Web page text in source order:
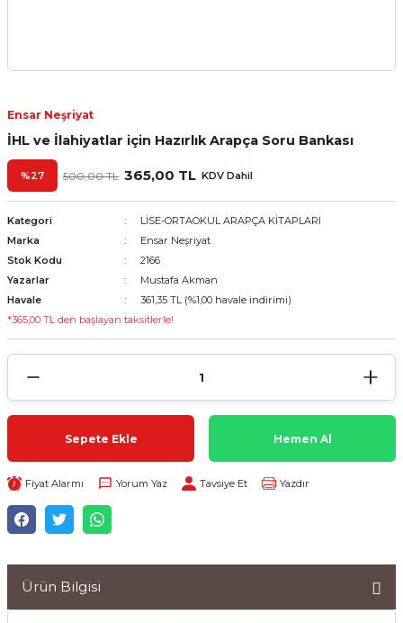
Ensar Neşriyat
İHL ve İlahiyatlar için Hazırlık Arapça Soru Bankası
%27 500,00 TL 365,00 TL KDV Dahil
Kategori
LİSE-ORTAOKUL ARAPÇA KİTAPLARI
Marka
Ensar Neşriyat
Stok Kodu
2166
Yazarlar
Mustafa Akman
Havale
361,35 TL (%1,00 havale indirimi)
*365,00 TL den başlayan taksitlerle!
Sepete Ekle Hemen Al
Fiyat Alarmı Yorum Yaz Tavsiye Et Yazdır
Ürün Bilgisi